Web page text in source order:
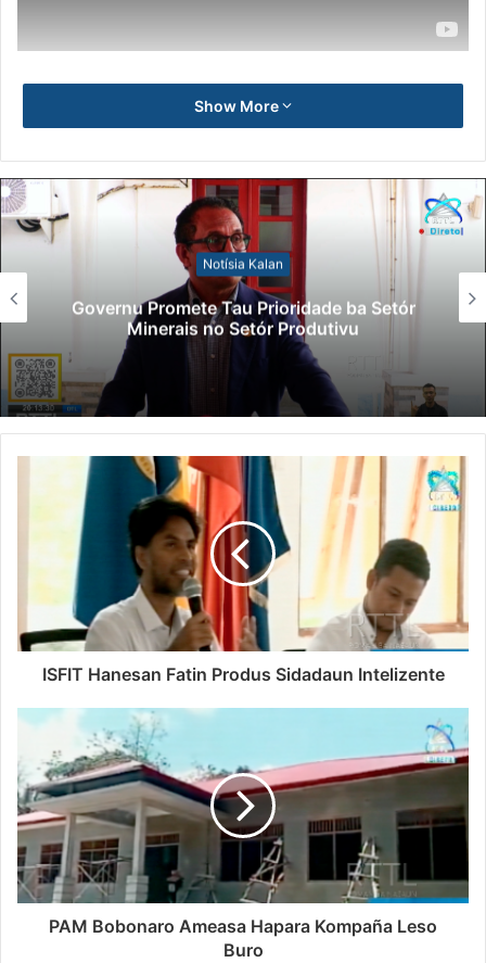
Show More
Notísia Kalan
Governu Promete Tau Prioridade ba Setór
Minerais no Setór Produtivu
ISFIT Hanesan Fatin Produs Sidadaun Intelizente
PAM Bobonaro Ameasa Hapara Kompaña Leso
Buro